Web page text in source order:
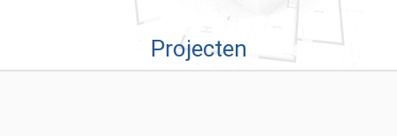
Projecten